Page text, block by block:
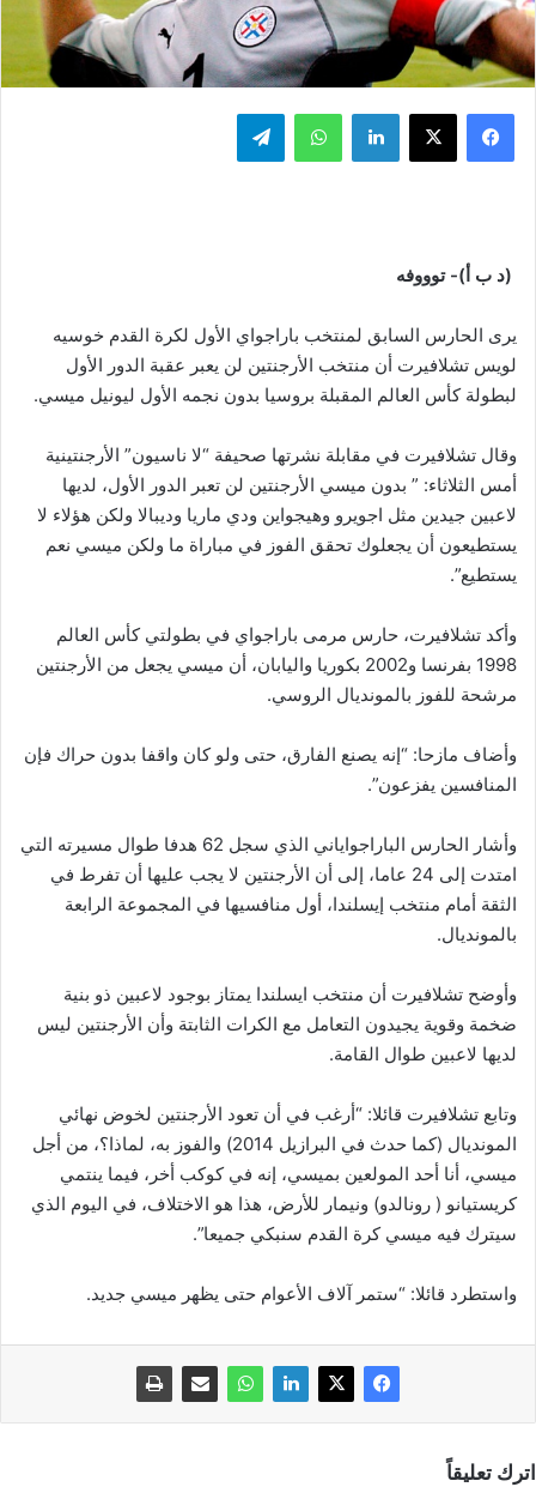
فيسبوك ‫X لينكدإن واتساب تيلقرام
(د ب أ)- توووفه
يرى الحارس السابق لمنتخب باراجواي الأول لكرة القدم خوسيه
لويس تشلافيرت أن منتخب الأرجنتين لن يعبر عقبة الدور الأول
لبطولة كأس العالم المقبلة بروسيا بدون نجمه الأول ليونيل ميسي.
وقال تشلافيرت في مقابلة نشرتها صحيفة “لا ناسيون” الأرجنتينية
أمس الثلاثاء: ” بدون ميسي الأرجنتين لن تعبر الدور الأول، لديها
لاعبين جيدين مثل اجويرو وهيجواين ودي ماريا وديبالا ولكن هؤلاء لا
يستطيعون أن يجعلوك تحقق الفوز في مباراة ما ولكن ميسي نعم
يستطيع”.
وأكد تشلافيرت، حارس مرمى باراجواي في بطولتي كأس العالم
1998 بفرنسا و2002 بكوريا واليابان، أن ميسي يجعل من الأرجنتين
مرشحة للفوز بالمونديال الروسي.
وأضاف مازحا: “إنه يصنع الفارق، حتى ولو كان واقفا بدون حراك فإن
المنافسين يفزعون”.
وأشار الحارس الباراجواياني الذي سجل 62 هدفا طوال مسيرته التي
امتدت إلى 24 عاما، إلى أن الأرجنتين لا يجب عليها أن تفرط في
الثقة أمام منتخب إيسلندا، أول منافسيها في المجموعة الرابعة
بالمونديال.
وأوضح تشلافيرت أن منتخب ايسلندا يمتاز بوجود لاعبين ذو بنية
ضخمة وقوية يجيدون التعامل مع الكرات الثابتة وأن الأرجنتين ليس
لديها لاعبين طوال القامة.
وتابع تشلافيرت قائلا: “أرغب في أن تعود الأرجنتين لخوض نهائي
المونديال (كما حدث في البرازيل 2014) والفوز به، لماذا؟، من أجل
ميسي، أنا أحد المولعين بميسي، إنه في كوكب أخر، فيما ينتمي
كريستيانو ( رونالدو) ونيمار للأرض، هذا هو الاختلاف، في اليوم الذي
سيترك فيه ميسي كرة القدم سنبكي جميعا”.
واستطرد قائلا: “ستمر آلاف الأعوام حتى يظهر ميسي جديد.
اترك تعليقاً